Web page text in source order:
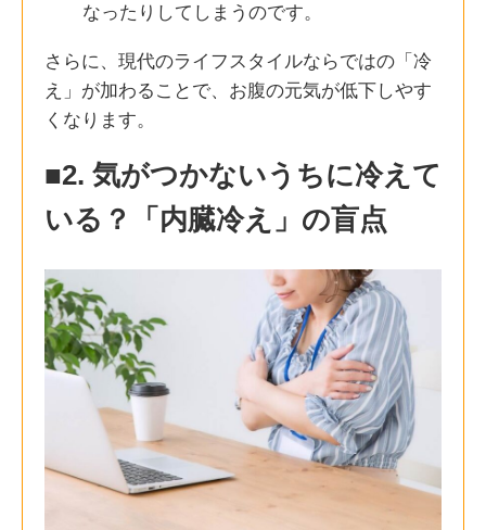
なったりしてしまうのです。
さらに、現代のライフスタイルならではの「冷
え」が加わることで、お腹の元気が低下しやす
くなります。
■2. 気がつかないうちに冷えて
いる？「内臓冷え」の盲点